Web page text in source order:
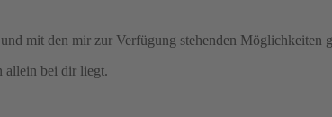
mit den mir zur Verfügung stehenden Möglichkeiten
allein bei dir liegt.